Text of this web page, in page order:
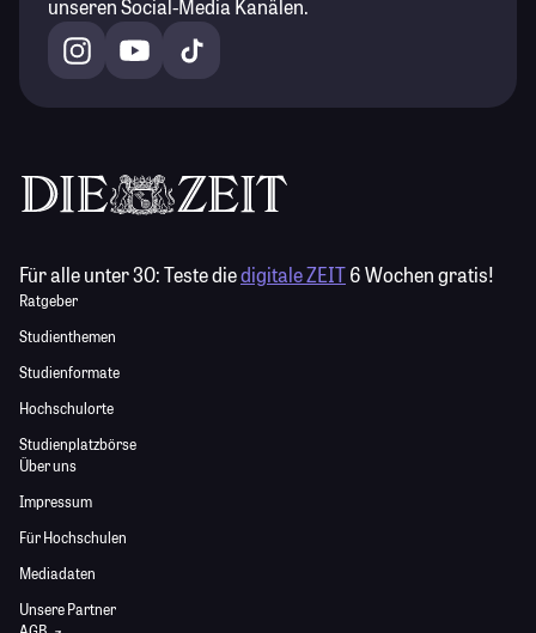
unseren Social-Media Kanälen.
Für alle unter 30:Teste diedigitale ZEIT6 Wochen gratis!
Ratgeber
Studienthemen
Studienformate
Hochschulorte
Studienplatzbörse
Über uns
Impressum
Für Hochschulen
Mediadaten
Unsere Partner